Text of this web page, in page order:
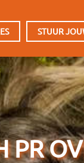
STUUR
PR